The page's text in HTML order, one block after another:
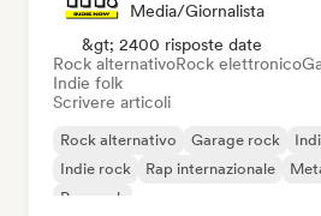
Media/Giornalista
&gt; 2400 risposte date
Rock alternativoRock elettronico
Indie folk
Scrivere articoli
Rock alternativo Garage rock
Indie rock
Rap internazionale
Pop rock